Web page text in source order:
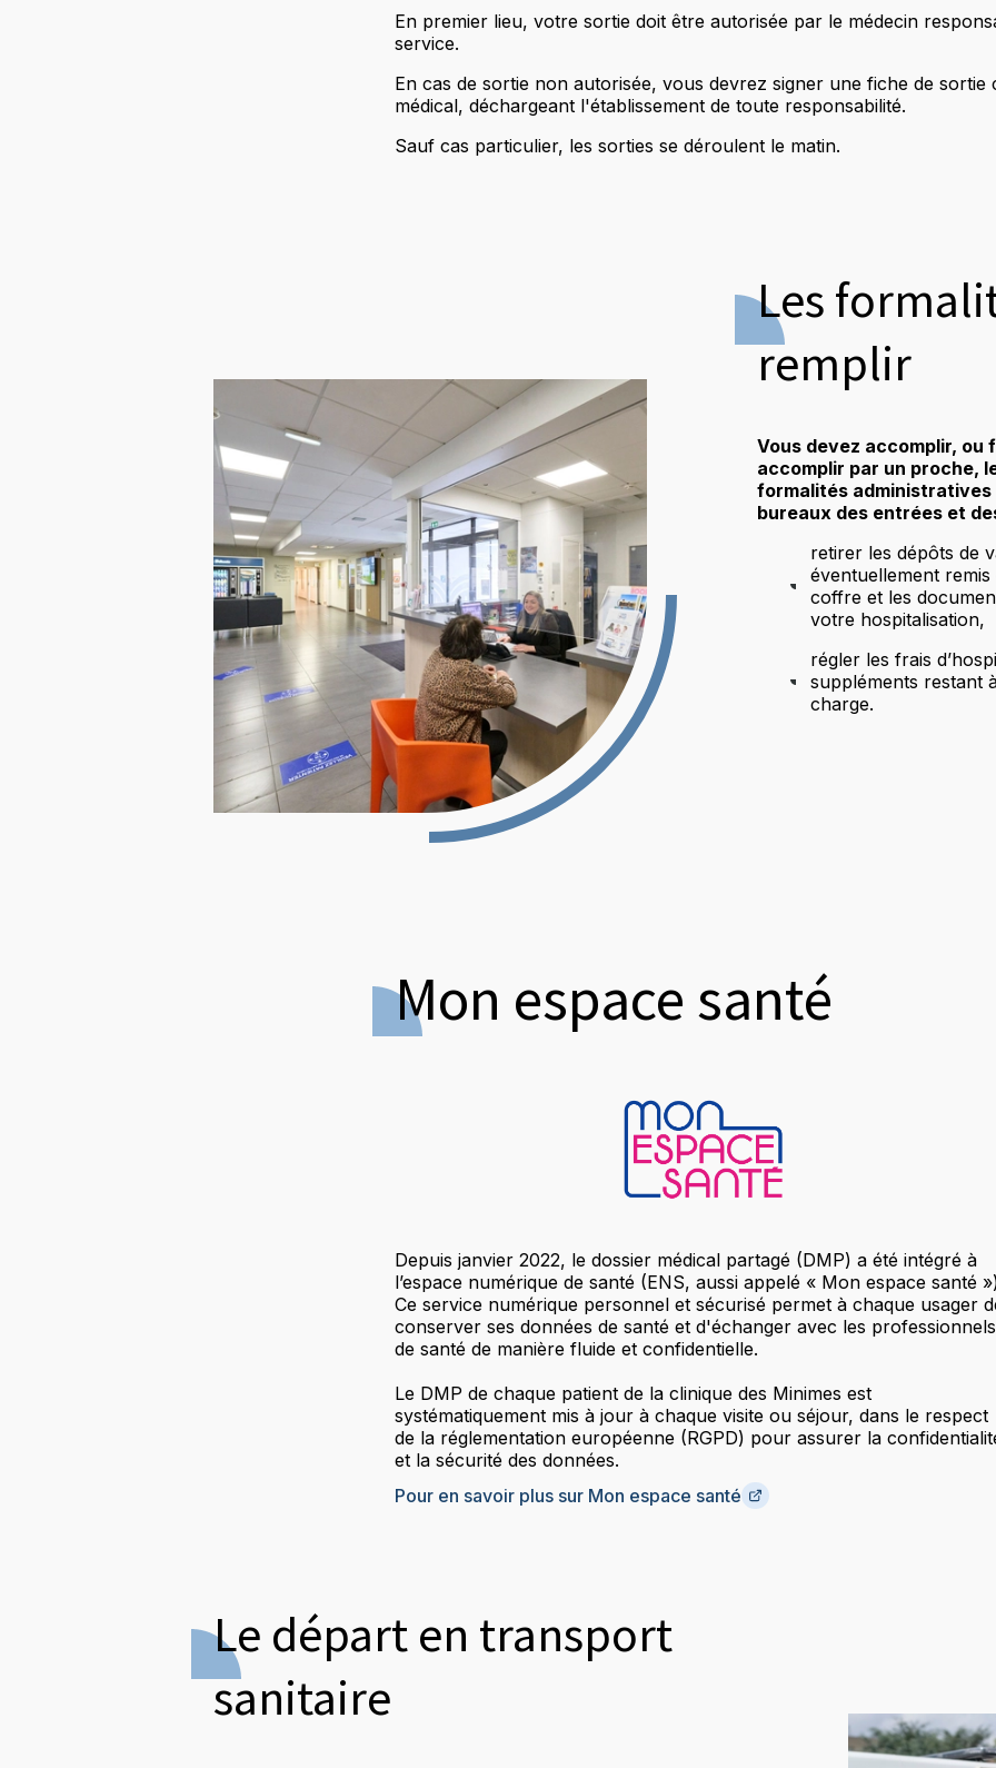
En premier lieu, votre sortie doit être autorisée par le médecin
service.
En cas de sortie non autorisée, vous devrez signer une fiche de sortie
médical, déchargeant l'établissement de toute responsabilité.
Sauf cas particulier, les sorties se déroulent le matin.
Les
remplir
Vous devez accomplir, ou
accomplir par un proche,
formalités administratives
bureaux des entrées et
retirer les dépôts de
éventuellement remis
coffre et les
votre hospitalisation,
régler les frais
suppléments restant
charge.
Mon espace santé
Depuis janvier 2022, le dossier médical partagé (DMP) a été intégré à
l’espace numérique de santé (ENS, aussi appelé « Mon espace santé
Ce service numérique personnel et sécurisé permet à chaque usager
conserver ses données de santé et d'échanger avec les professionnels
de santé de manière fluide et confidentielle.
Le DMP de chaque patient de la clinique des Minimes est
systématiquement mis à jour à chaque visite ou séjour, dans le respect
de la réglementation européenne (RGPD) pour assurer la
et la sécurité des données.
Pour en savoir plus sur Mon espace santé
Le départ en transport
sanitaire